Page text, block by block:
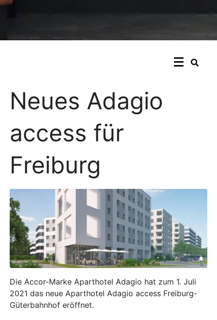
Neues Adagio
access für
Freiburg
Die Accor-Marke Aparthotel Adagio hat zum 1. Juli
2021 das neue Aparthotel Adagio access Freiburg-
Güterbahnhof eröffnet.